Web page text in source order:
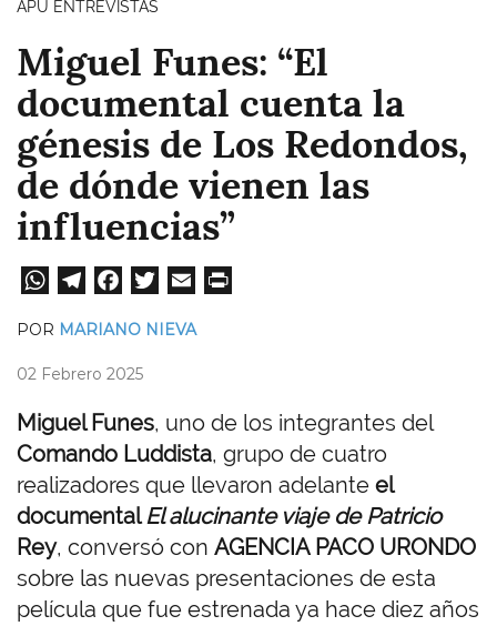
APU ENTREVISTAS
Miguel Funes: “El
documental cuenta la
génesis de Los Redondos,
de dónde vienen las
influencias”
W
A
pp
Te
a
m
Fa
ok
POR MARIANO NIEVA
02 Febrero 2025
Miguel Funes, uno de los integrantes del
Comando Luddista, grupo de cuatro
realizadores que llevaron adelante el
documentalEl alucinante viaje de Patricio
Rey, conversó con AGENCIA PACO URONDO
sobre las nuevas presentaciones de esta
película que fue estrenada ya hace diez años